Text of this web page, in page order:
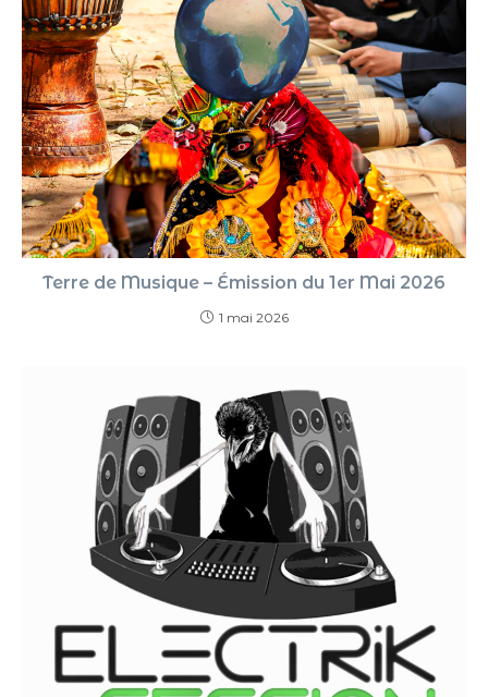
Terre de Musique – Émission du 1er Mai 2026
1 mai 2026